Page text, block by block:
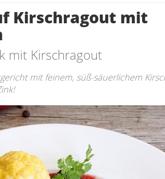
Kirschragout mit
mit Kirschragout
mit feinem, süß-säuerlichem